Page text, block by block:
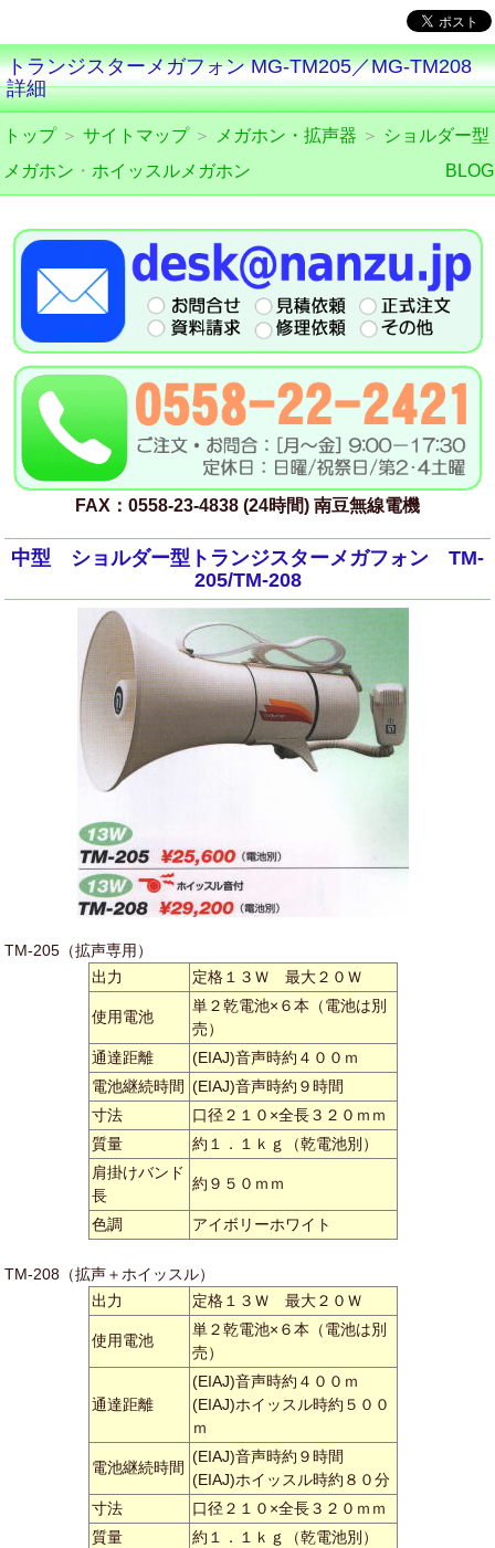
トランジスターメガフォン MG-TM205／MG-TM208
詳細
トップ＞ サイトマップ＞ メガホン・拡声器 ＞ ショルダー型
メガホン ・ ホイッスルメガホン BLOG
FAX：0558-23-4838 (24時間) 南豆無線電機
中型 ショルダー型トランジスターメガフォン TM-
205/TM-208
TM-205（拡声専用）
出力
定格１３Ｗ 最大２０Ｗ
使用電池
単２乾電池×６本（電池は別
売）
通達距離
(EIAJ)音声時約４００ｍ
電池継続時間 (EIAJ)音声時約９時間
寸法
口径２１０×全長３２０ｍｍ
質量
約１．１ｋｇ（乾電池別）
肩掛けバンド
長
約９５０ｍｍ
色調 アイボリーホワイト
TM-208（拡声＋ホイッスル）
出力
定格１３Ｗ 最大２０Ｗ
使用電池
単２乾電池×６本（電池は別
売）
通達距離
(EIAJ)音声時約４００ｍ
(EIAJ)ホイッスル時約５００
ｍ
電池継続時間
(EIAJ)音声時約９時間
(EIAJ)ホイッスル時約８０分
寸法
口径２１０×全長３２０ｍｍ
質量
約１．１ｋｇ（乾電池別）